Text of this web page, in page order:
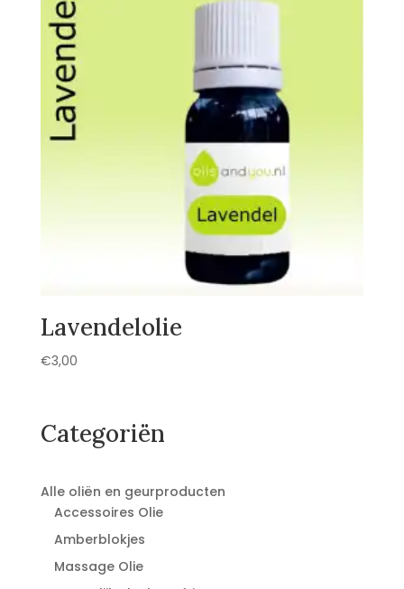
Lavendelolie
€3,00
Categoriën
Alle oliën en geurproducten
Accessoires Olie
Amberblokjes
Massage Olie